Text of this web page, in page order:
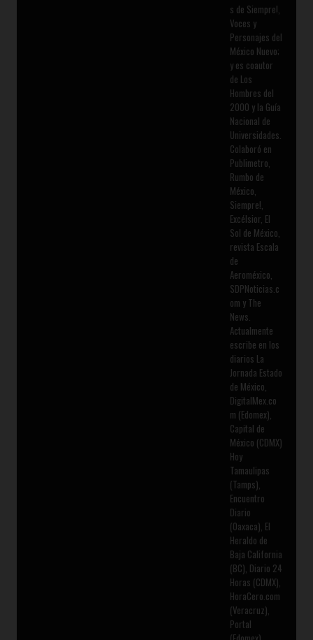
s de Siempre!,
Voces y
Personajes del
México Nuevo;
y es coautor
de Los
Hombres del
2000 y la Guía
Nacional de
Universidades.
Colaboró en
Publimetro,
Rumbo de
México,
Siempre!,
Excélsior, El
Sol de México,
revista Escala
de
Aeroméxico,
SDPNoticias.c
om y The
News.
Actualmente
escribe en los
diarios La
Jornada Estado
de México,
DigitalMex.co
m (Edomex),
Capital de
México (CDMX)
Hoy
Tamaulipas
(Tamps),
Encuentro
Diario
(Oaxaca), El
Heraldo de
Baja California
(BC), Diario 24
Horas (CDMX),
HoraCero.com
(Veracruz),
Portal